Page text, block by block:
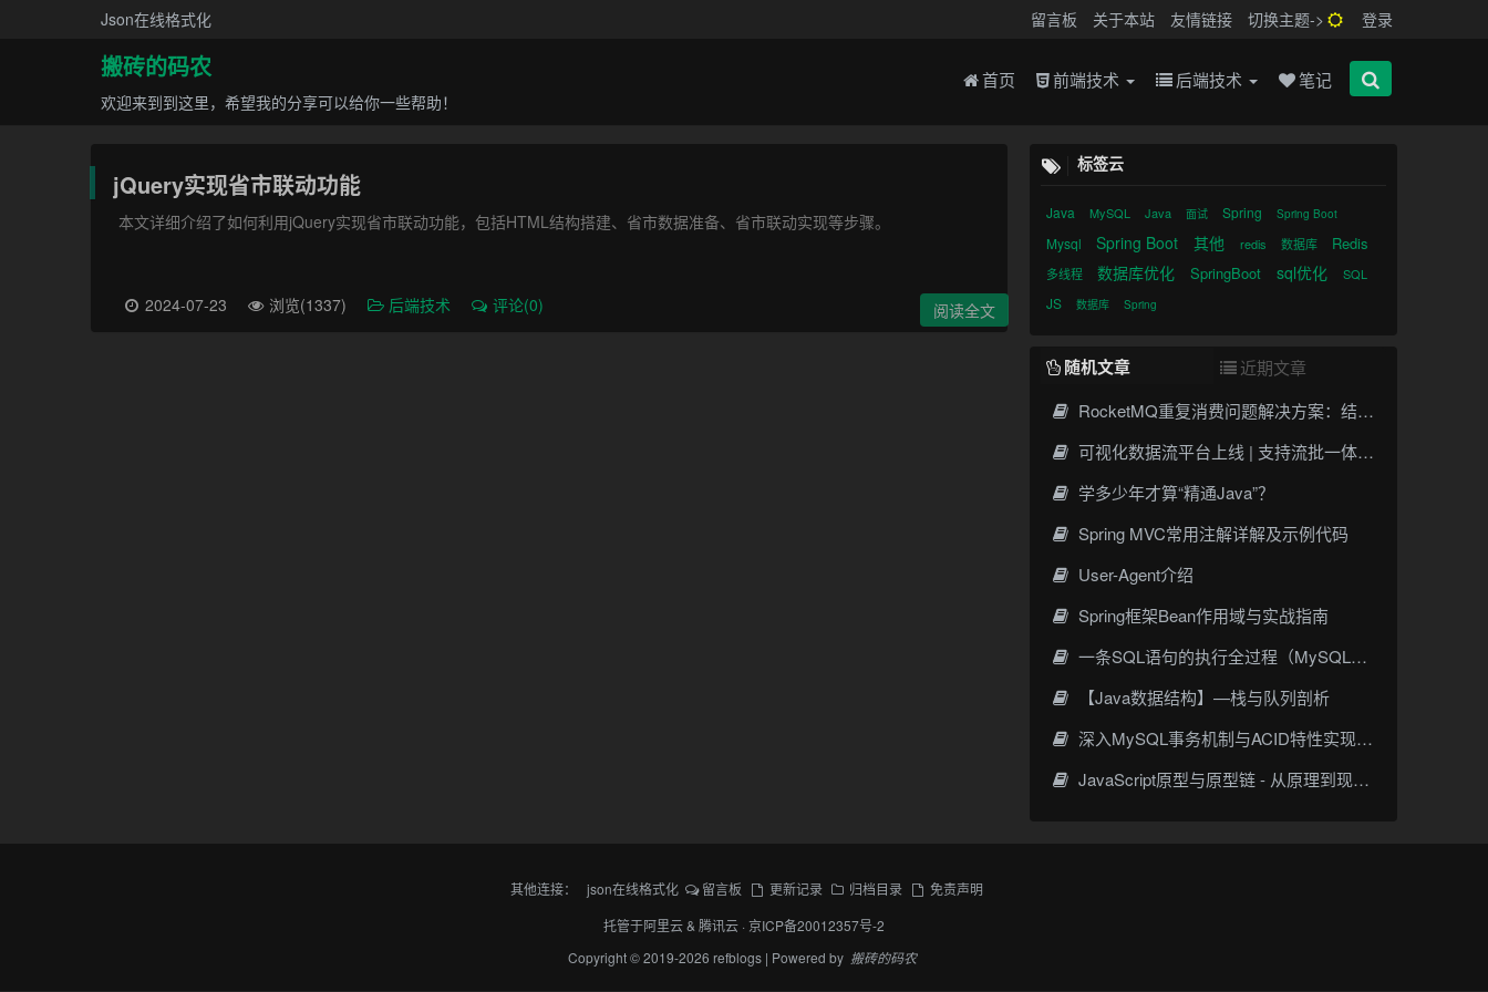
Json在线格式化 留言板 关于本站 友情链接 切换主题-> 登录
搬砖的码农
欢迎来到到这里，希望我的分享可以给你一些帮助！
首页 前端技术 后端技术 笔记
jQuery实现省市联动功能
本文详细介绍了如何利用jQuery实现省市联动功能，包括HTML结构搭建、省市数据准备、省市联动实现等步骤。
2024-07-23 浏览(1337) 后端技术 评论(0) 阅读全文
标签云
Java MySQL Java 面试 Spring Spring Boot
Mysql Spring Boot 其他 redis 数据库 Redis
多线程 数据库优化 SpringBoot sql优化 SQL
JS 数据库 Spring
随机文章
近期文章
RocketMQ重复消费问题解决方案：结合Redis实现幂等性处理
可视化数据流平台上线 | 支持流批一体、差异检测、零代码配置
学多少年才算“精通Java”？
Spring MVC常用注解详解及示例代码
User-Agent介绍
Spring框架Bean作用域与实战指南
一条SQL语句的执行全过程（MySQL底层原理详解）
【Java数据结构】—栈与队列剖析
深入MySQL事务机制与ACID特性实现原理
JavaScript原型与原型链 - 从原理到现代应用实践
其他连接： json在线格式化 留言板 更新记录 归档目录
免责声明
托管于阿里云& 腾讯云 ·京ICP备20012357号-2
Copyright © 2019-2026 refblogs | Powered by 搬砖的码农